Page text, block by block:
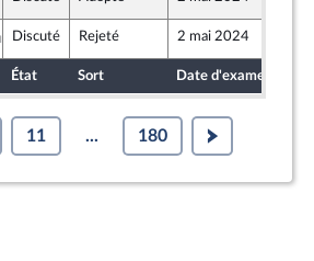
- Nouvelle Union Populaire écologique et sociale
Discuté Rejeté 2 mai 2024
État Sort Date d'examen
11 ... 180